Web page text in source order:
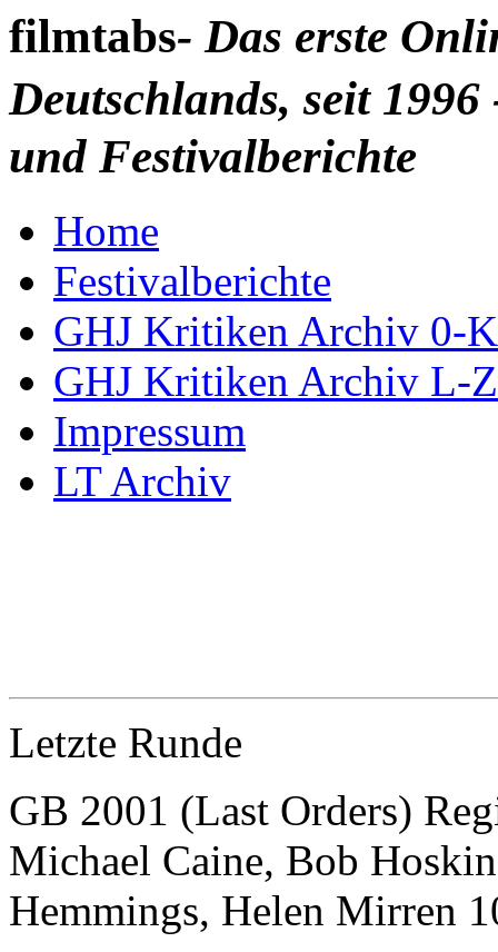
filmtabs- Das erste
Deutschlands, seit
und Festivalberichte
Home
Festivalberichte
GHJ Kritiken Archiv 0-K
GHJ Kritiken Archiv L-Z
Impressum
LT Archiv
Letzte Runde
GB 2001 (Last Orders)
Michael Caine, Bob
Hemmings, Helen Mirren